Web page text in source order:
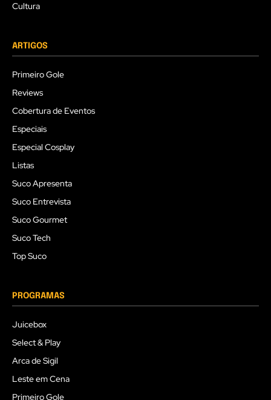
Cultura
ARTIGOS
Primeiro Gole
Reviews
Cobertura de Eventos
Especiais
Especial Cosplay
Listas
Suco Apresenta
Suco Entrevista
Suco Gourmet
Suco Tech
Top Suco
PROGRAMAS
Juicebox
Select & Play
Arca de Sigil
Leste em Cena
Primeiro Gole